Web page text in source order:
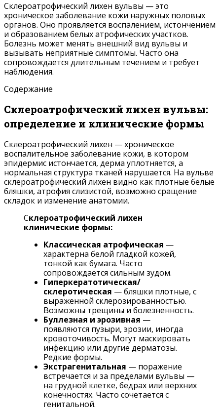
Склероатрофический лихен вульвы — это
хроническое заболевание кожи наружных половых
органов. Оно проявляется воспалением, истончением
и образованием белых атрофических участков.
Болезнь может менять внешний вид вульвы и
вызывать неприятные симптомы. Часто она
сопровождается длительным течением и требует
наблюдения.
Содержание
Склероатрофический лихен вульвы:
определение и клинические формы
Склероатрофический лихен — хроническое
воспалительное заболевание кожи, в котором
эпидермис истончается, дерма уплотняется, а
нормальная структура тканей нарушается. На вульве
склероатрофический лихен видно как плотные белые
бляшки, атрофия слизистой, возможно сращение
складок и изменение анатомии.
Склероатрофический лихен
клинические формы:
Классическая атрофическая —
характерна белой гладкой кожей,
тонкой как бумага. Часто
сопровождается сильным зудом.
Гиперкератотическая/
склеротическая — бляшки плотные, с
выраженной склерозированностью.
Возможны трещины и болезненность.
Буллезная и эрозивная —
появляются пузыри, эрозии, иногда
кровоточивость. Могут маскировать
инфекцию или другие дерматозы.
Редкие формы.
Экстрагенитальная — поражение
встречается и за пределами вульвы —
на грудной клетке, бедрах или верхних
конечностях. Часто сочетается с
генитальной.